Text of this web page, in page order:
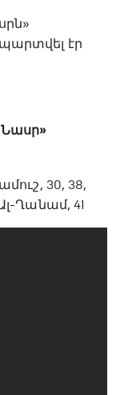
էր
Նասր»
30, 38,
Ղանամ, 41